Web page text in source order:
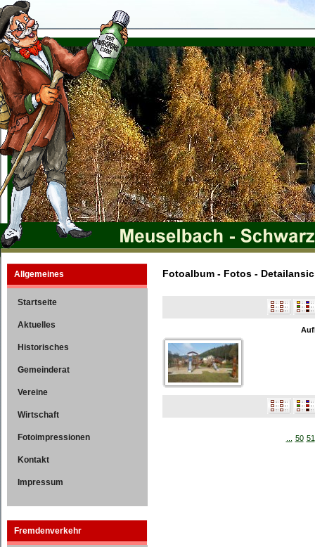
Fotoalbum - Fotos -
50 51
Allgemeines
Startseite
Aktuelles
Historisches
Gemeinderat
Vereine
Wirtschaft
Fotoimpressionen
Kontakt
Impressum
Fremdenverkehr